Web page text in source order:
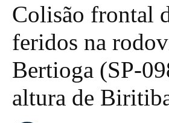
Colisão frontal
feridos na
Bertioga (SP-
altura de